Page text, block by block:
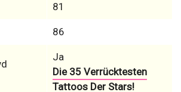
81
86
Ja
Die 35 Verrücktesten
Tattoos Der Stars!